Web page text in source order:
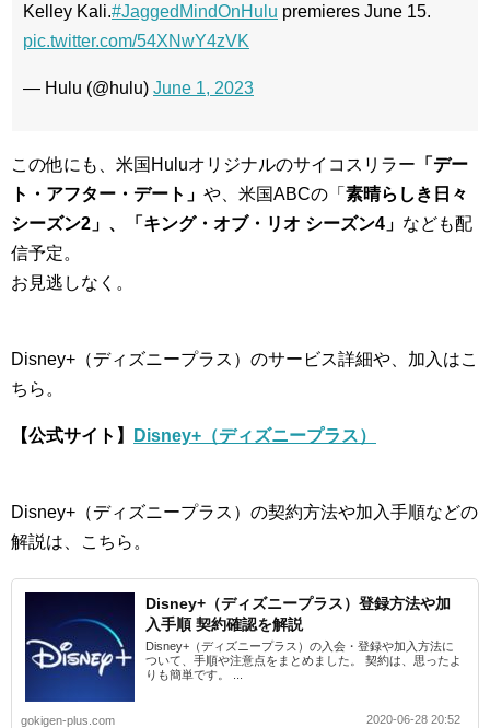
Kelley Kali.#JaggedMindOnHulu premieres June 15.
pic.twitter.com/54XNwY4zVK
— Hulu (@hulu) June 1, 2023
この他にも、米国Huluオリジナルのサイコスリラー 「デー
ト・アフター・デート」 や、米国ABCの「 素晴らしき日々
シーズン2」、「キング・オブ・リオ シーズン4」 なども配
信予定。
お見逃しなく。
Disney+（ディズニープラス）のサービス詳細や、加入はこ
ちら。
【公式サイト】 Disney+（ディズニープラス）
Disney+（ディズニープラス）の契約方法や加入手順などの
解説は、こちら。
Disney+（ディズニープラス）登録方法や加
入手順 契約確認を解説
Disney+（ディズニープラス）の入会・登録や加入方法に
ついて、手順や注意点をまとめました。 契約は、思ったよ
りも簡単です。 ...
gokigen-plus.com 2020-06-28 20:52